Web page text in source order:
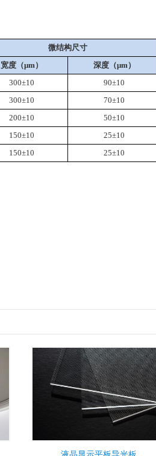
微结构尺寸
宽度（μm）
深度（μm）
300±10
90±10
300±10
70±10
200±10
50±10
150±10
25±10
150±10 25±10